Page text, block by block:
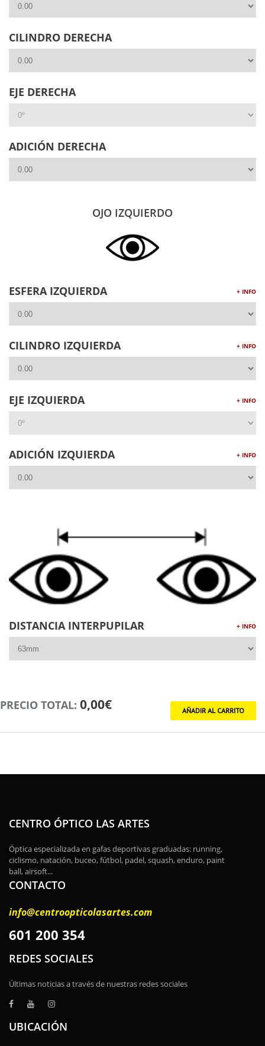
CILINDRO DERECHA
EJE DERECHA
ADICIÓN DERECHA
OJO IZQUIERDO
ESFERA IZQUIERDA + INFO
CILINDRO IZQUIERDA + INFO
EJE IZQUIERDA + INFO
ADICIÓN IZQUIERDA + INFO
DISTANCIA INTERPUPILAR + INFO
PRECIO TOTAL: 0,00€
CENTRO ÓPTICO LAS ARTES
Óptica especializada en gafas deportivas graduadas: running,
ciclismo, natación, buceo, fútbol, padel, squash, enduro, paint
ball, airsoft...
CONTACTO
info@centroopticolasartes.com
601 200 354
REDES SOCIALES
Últimas noticias a través de nuestras redes sociales
UBICACIÓN